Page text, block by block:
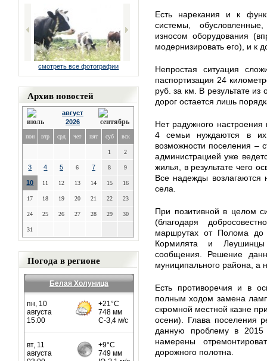
смотреть все фотографии
Архив новостей
август
2026
пон втр срд чет пят суб вск
1 2
3 4 5 6 7 8 9
10 11 12 13 14 15 16
17 18 19 20 21 22 23
24 25 26 27 28 29 30
31
Погода в регионе
Белая Холуница
Есть нарекания и к
системы,
износом оборудования
модернизировать его), и к
Непростая ситуация
паспортизация 24
руб. за км. В результате
дорог остается лишь
Нет радужного
4 семьи нуждаются в их
возможности поселения –
администрацией уже
жилья, в результате чего
Все надежды возлагаются
села.
При позитивной в целом
(благодаря
маршрутах от Полома до
Кормилята и Леушинцы
сообщения. Решение
муниципального района, а
Есть противоречия и в
полным ходом замена
скромной местной казне
осени). Глава поселения
данную проблему в
намерены
дорожного полотна.